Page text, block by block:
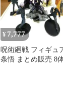
¥ 7,777
呪術廻戦 フィギュ
条悟 まとめ販売 8